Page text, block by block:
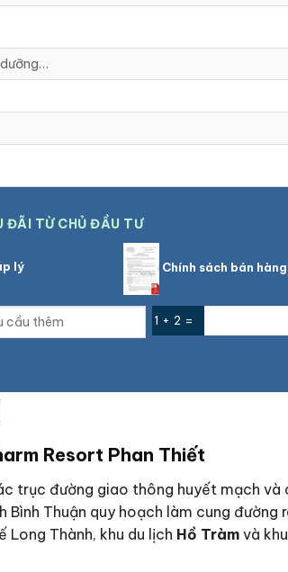
ĐÃI TỪ CHỦ ĐẦU TƯ
lý Chính sách bán hàng
1 + 2 =
Resort Phan Thiết
trục đường giao thông huyết mạch và
Bình Thuận quy hoạch làm cung đường
Thành, khu du lịch Hồ Tràm và